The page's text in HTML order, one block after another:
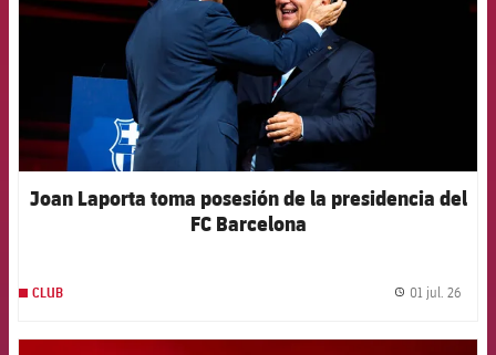
Joan Laporta toma posesión de la presidencia del
FC Barcelona
CLUB 01 jul. 26